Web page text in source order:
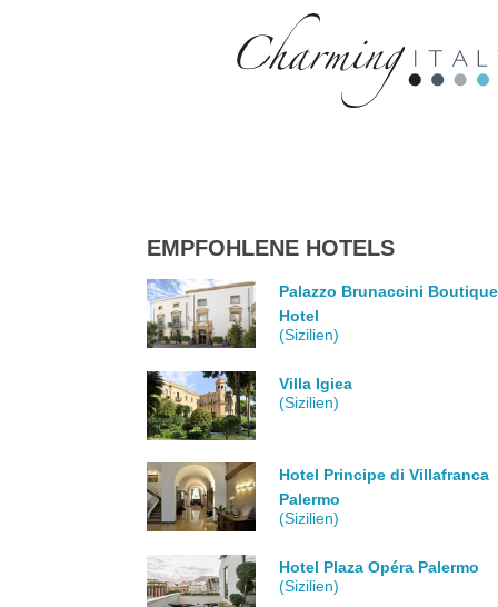
EMPFOHLENE HOTELS
Palazzo Brunaccini Boutique
Hotel
(Sizilien)
Villa Igiea
(Sizilien)
Hotel Principe di Villafranca
Palermo
(Sizilien)
Hotel Plaza Opéra Palermo
(Sizilien)